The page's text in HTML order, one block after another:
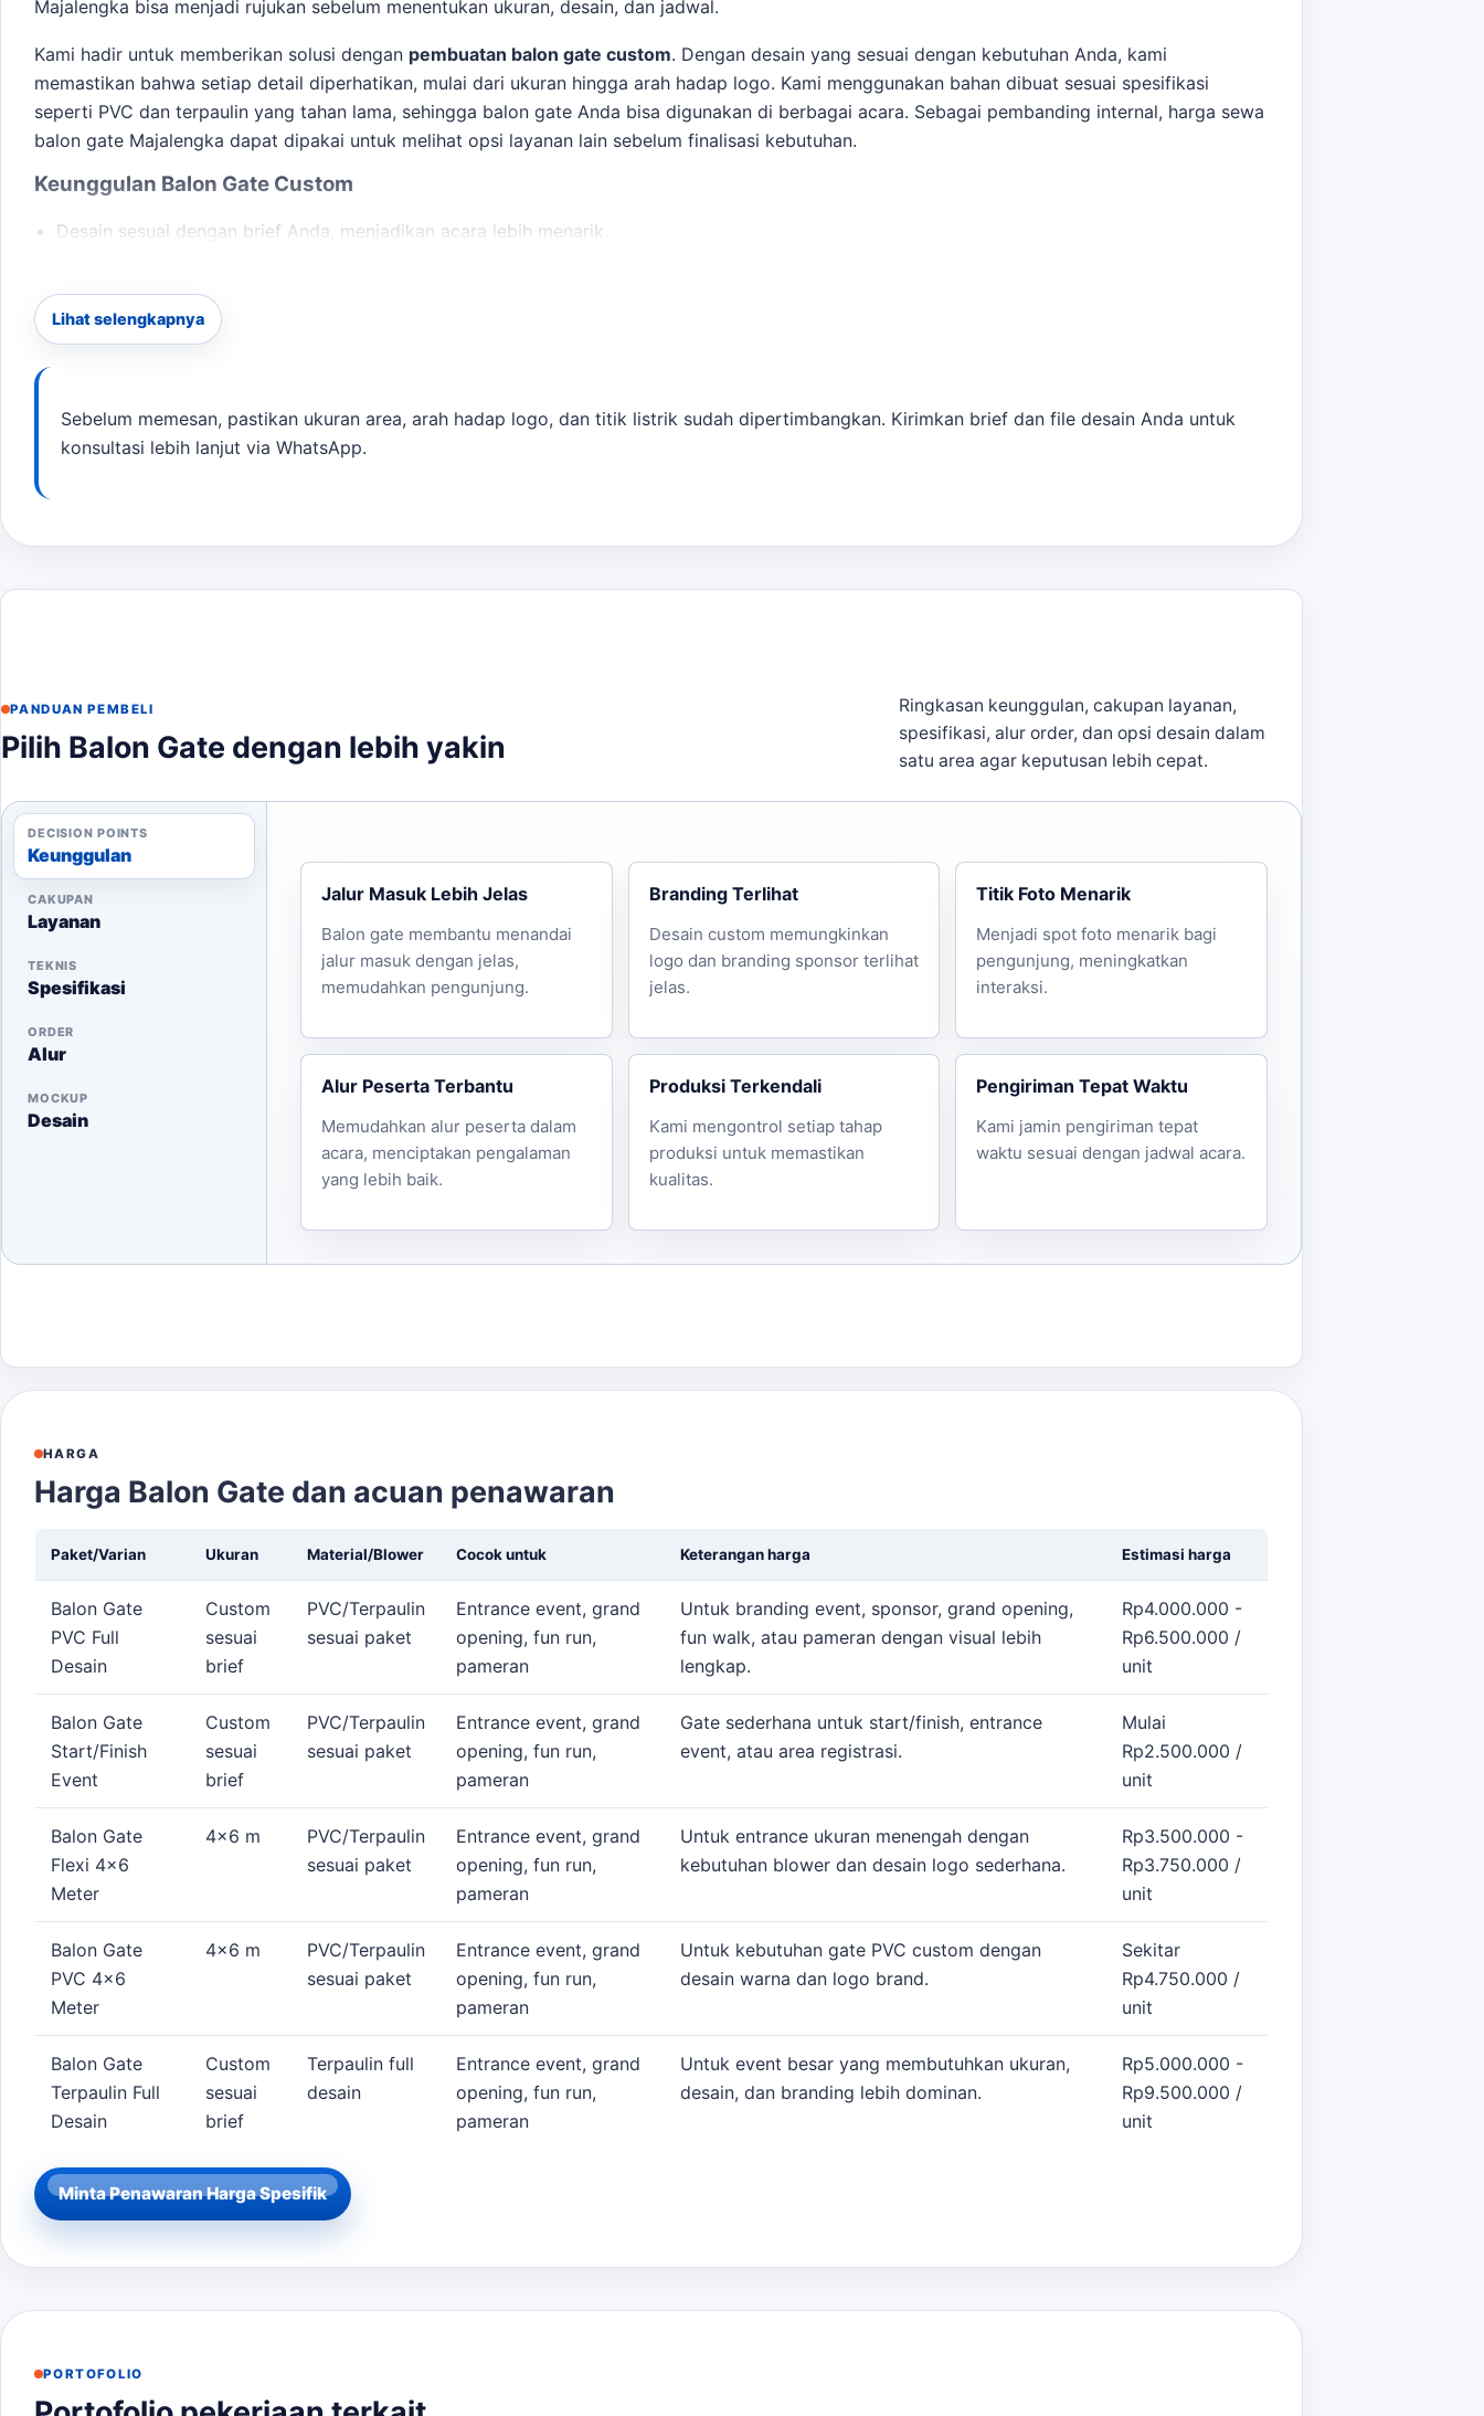
Majalengka bisa menjadi rujukan sebelum menentukan ukuran, desain, dan jadwal.
Kami hadir untuk memberikan solusi dengan pembuatan balon gate custom. Dengan desain yang sesuai dengan kebutuhan Anda, kami
memastikan bahwa setiap detail diperhatikan, mulai dari ukuran hingga arah hadap logo. Kami menggunakan bahan dibuat sesuai spesifikasi
seperti PVC dan terpaulin yang tahan lama, sehingga balon gate Anda bisa digunakan di berbagai acara. Sebagai pembanding internal, harga sewa
balon gate Majalengka dapat dipakai untuk melihat opsi layanan lain sebelum finalisasi kebutuhan.
Keunggulan Balon Gate Custom
Desain sesuai dengan brief Anda, menjadikan acara lebih menarik.
Area layanan mencakup seluruh wilayah Majalengka dan sekitarnya.
Kirimkan file logo dan brief acara Anda.
Konfirmasi harga dan waktu produksi.
sukses dengan balon gate yang menarik perhatian! Jika kebutuhan berkembang ke layanan terkait,paket sewa balon gate Majalengkamembantu
Lihat selengkapnya
Sebelum memesan, pastikan ukuran area, arah hadap logo, dan titik listrik sudah dipertimbangkan. Kirimkan brief dan file desain Anda untuk
konsultasi lebih lanjut via WhatsApp.
PANDUAN PEMBELI
Pilih Balon Gate dengan lebih yakin
Ringkasan keunggulan, cakupan layanan,
spesifikasi, alur order, dan opsi desain dalam
satu area agar keputusan lebih cepat.
DECISION POINTS
Keunggulan
CAKUPAN
Layanan
TEKNIS
Spesifikasi
ORDER
Alur
MOCKUP
Desain
Jalur Masuk Lebih Jelas
Balon gate membantu menandai
jalur masuk dengan jelas,
memudahkan pengunjung.
Branding Terlihat
Desain custom memungkinkan
logo dan branding sponsor terlihat
jelas.
Titik Foto Menarik
Menjadi spot foto menarik bagi
pengunjung, meningkatkan
interaksi.
Alur Peserta Terbantu
Memudahkan alur peserta dalam
acara, menciptakan pengalaman
yang lebih baik.
Produksi Terkendali
Kami mengontrol setiap tahap
produksi untuk memastikan
kualitas.
Pengiriman Tepat Waktu
Kami jamin pengiriman tepat
waktu sesuai dengan jadwal acara.
HARGA
Harga Balon Gate dan acuan penawaran
Paket/Varian Ukuran Material/Blower Cocok untuk Keterangan harga Estimasi harga
Balon Gate
PVC Full
Desain
Custom
sesuai
brief
PVC/Terpaulin
sesuai paket
Entrance event, grand
opening, fun run,
pameran
Untuk branding event, sponsor, grand opening,
fun walk, atau pameran dengan visual lebih
lengkap.
Rp4.000.000 -
Rp6.500.000 /
unit
Balon Gate
Start/Finish
Event
Custom
sesuai
brief
PVC/Terpaulin
sesuai paket
Entrance event, grand
opening, fun run,
pameran
Gate sederhana untuk start/finish, entrance
event, atau area registrasi.
Mulai
Rp2.500.000 /
unit
Balon Gate
Flexi 4x6
Meter
4x6 m
PVC/Terpaulin
sesuai paket
Entrance event, grand
opening, fun run,
pameran
Untuk entrance ukuran menengah dengan
kebutuhan blower dan desain logo sederhana.
Rp3.500.000 -
Rp3.750.000 /
unit
Balon Gate
PVC 4x6
Meter
4x6 m
PVC/Terpaulin
sesuai paket
Entrance event, grand
opening, fun run,
pameran
Untuk kebutuhan gate PVC custom dengan
desain warna dan logo brand.
Sekitar
Rp4.750.000 /
unit
Balon Gate
Terpaulin Full
Desain
Custom
sesuai
brief
Terpaulin full
desain
Entrance event, grand
opening, fun run,
pameran
Untuk event besar yang membutuhkan ukuran,
desain, dan branding lebih dominan.
Rp5.000.000 -
Rp9.500.000 /
unit
Minta Penawaran Harga Spesifik
PORTOFOLIO